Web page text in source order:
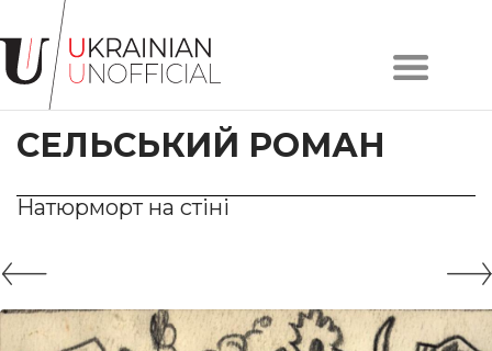
Головна
Про
проєкт
Художники
Твори
Контакти
СЕЛЬСЬКИЙ РОМАН
Натюрморт на стіні